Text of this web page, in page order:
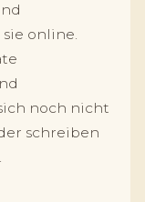
online.
noch nicht
schreiben